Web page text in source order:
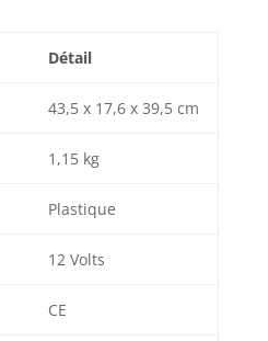
Dremel, conçu pour
souhaitent réaliser
moins d'outils.
Détail
43,5 x 17,6 x 39,5 cm
1,15 kg
Plastique
12 Volts
CE